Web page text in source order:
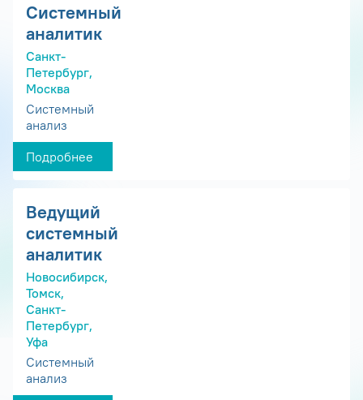
Системный
аналитик
Санкт-
Петербург,
Москва
Системный
анализ
Подробнее
Ведущий
системный
аналитик
Новосибирск,
Томск,
Санкт-
Петербург,
Уфа
Системный
анализ